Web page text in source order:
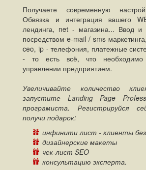
Получаете современную
Обвязка и интеграция вашего
лендинга, net - магазина... Ввод и
посредством e-mail / sms
ceo, ip - телефония, платежные
- то есть всё, что
управлении предприятием.
Увеличивайте количество
запустите Landing Page
програмиста. Регистрируйся
получи подарок:
инфинити лист - клиенты
дизайнерские макеты
чек-лист SEO
консультацию эксперта.